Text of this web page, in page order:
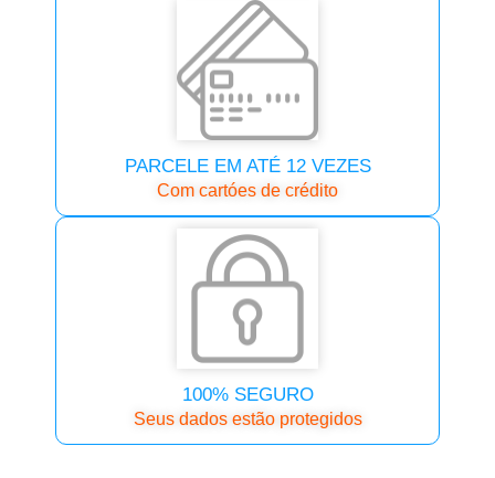
PARCELE EM ATÉ 12 VEZES
Com cartóes de crédito
100% SEGURO
Seus dados estão protegidos